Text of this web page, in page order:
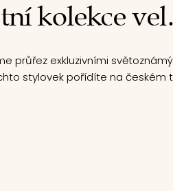
kolekce
průřez exkluzivními
stylovek pořídíte na českém